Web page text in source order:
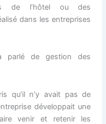
de l’hôtel ou des
dans les entreprises
parlé de gestion des
qu’il n’y avait pas de
développait une
venir et retenir les